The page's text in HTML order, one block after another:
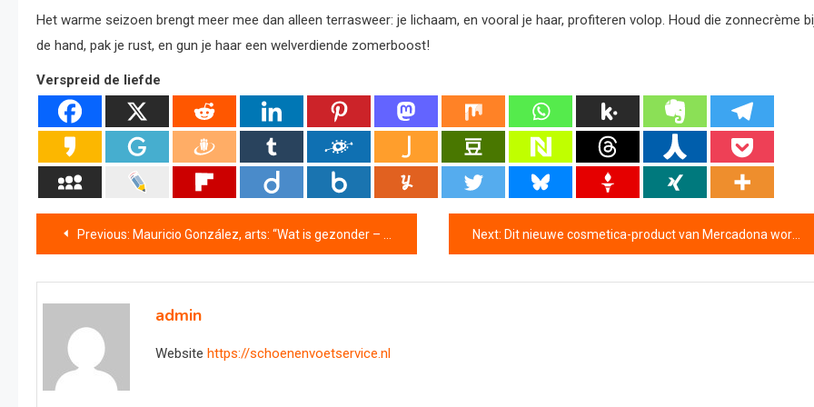
Het warme seizoen brengt meer mee dan alleen terrasweer: je lichaam, en vooral je haar, profiteren volop. Houd die zonnecrème
de hand, pak je rust, en gun je haar een welverdiende zomerboost!
Verspreid de liefde
Bericht
navigatie
Previous: Mauricio González, arts: “Wat is gezonder – wandelen of zwemmen?” Next: Dit nieuwe cosmetica-product van Mercadona wordt onmisbaar in uw make-uproutine – voor minder dan 6 euro
admin
Website https://schoenenvoetservice.nl